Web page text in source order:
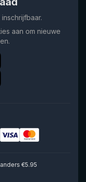
aan om nieuwe
€5.95